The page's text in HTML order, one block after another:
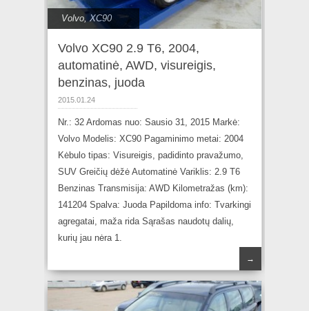
Volvo,XC90
Volvo XC90 2.9 T6, 2004,
automatinė, AWD, visureigis,
benzinas, juoda
2015.01.24
Nr.: 32 Ardomas nuo: Sausio 31, 2015 Markė:
Volvo Modelis: XC90 Pagaminimo metai: 2004
Kėbulo tipas: Visureigis, padidinto pravažumo,
SUV Greičių dėžė Automatinė Variklis: 2.9 T6
Benzinas Transmisija: AWD Kilometražas (km):
141204 Spalva: Juoda Papildoma info: Tvarkingi
agregatai, maža rida Sąrašas naudotų dalių,
kurių jau nėra 1.
→